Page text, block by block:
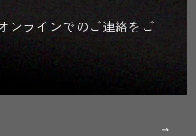
ンラインでのご連絡をご